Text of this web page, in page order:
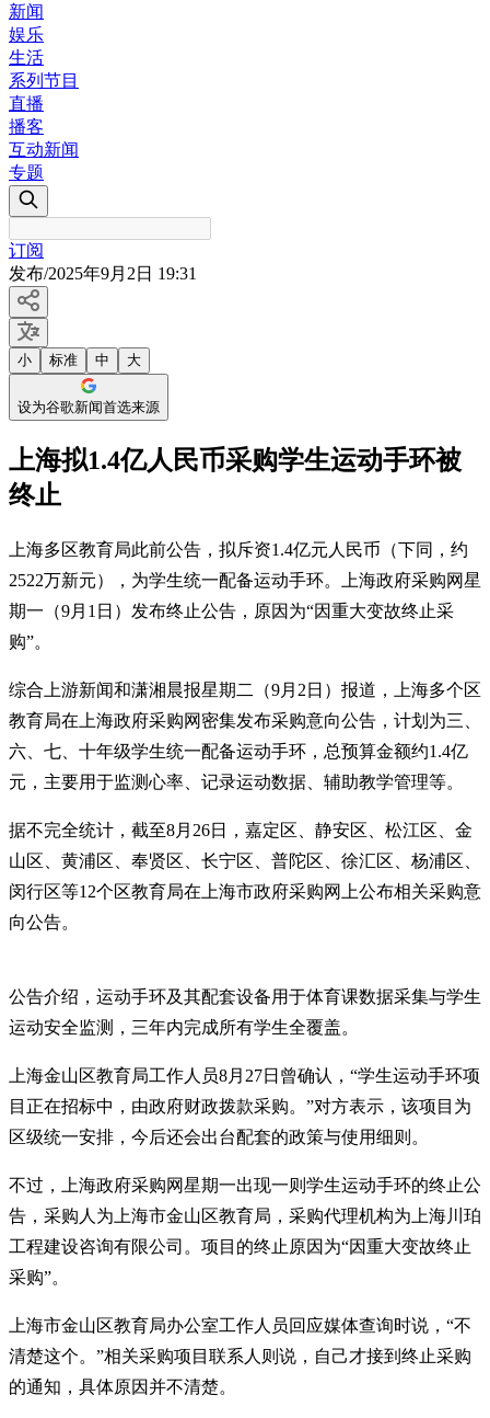
新闻
娱乐
生活
系列节目
直播
播客
互动新闻
专题
订阅
发布/2025年9月2日 19:31
小 标准 中 大
设为谷歌新闻首选来源
上海拟1.4亿人民币采购学生运动手环被
终止
上海多区教育局此前公告，拟斥资1.4亿元人民币（下同，约
2522万新元），为学生统一配备运动手环。上海政府采购网星
期一（9月1日）发布终止公告，原因为“因重大变故终止采
购”。
综合上游新闻和潇湘晨报星期二（9月2日）报道，上海多个区
教育局在上海政府采购网密集发布采购意向公告，计划为三、
六、七、十年级学生统一配备运动手环，总预算金额约1.4亿
元，主要用于监测心率、记录运动数据、辅助教学管理等。
据不完全统计，截至8月26日，嘉定区、静安区、松江区、金
山区、黄浦区、奉贤区、长宁区、普陀区、徐汇区、杨浦区、
闵行区等12个区教育局在上海市政府采购网上公布相关采购意
向公告。
公告介绍，运动手环及其配套设备用于体育课数据采集与学生
运动安全监测，三年内完成所有学生全覆盖。
上海金山区教育局工作人员8月27日曾确认，“学生运动手环项
目正在招标中，由政府财政拨款采购。”对方表示，该项目为
区级统一安排，今后还会出台配套的政策与使用细则。
不过，上海政府采购网星期一出现一则学生运动手环的终止公
告，采购人为上海市金山区教育局，采购代理机构为上海川珀
工程建设咨询有限公司。项目的终止原因为“因重大变故终止
采购”。
上海市金山区教育局办公室工作人员回应媒体查询时说，“不
清楚这个。”相关采购项目联系人则说，自己才接到终止采购
的通知，具体原因并不清楚。